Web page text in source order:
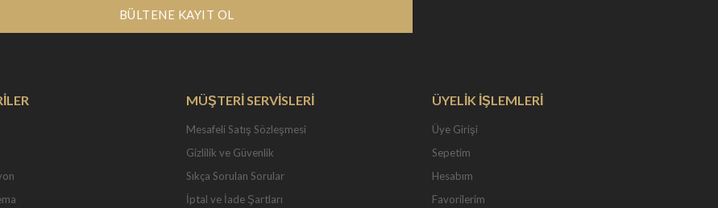
BÜLTENE KAYIT OL
MÜŞTERİ SERVİSLERİ
Mesafeli Satış Sözleşmesi
Gizlilik ve Güvenlik
Sıkça Sorulan Sorular
İptal ve İade Şartları
ÜYELİK İŞLEMLERİ
Üye Girişi
Sepetim
Hesabım
Favorilerim